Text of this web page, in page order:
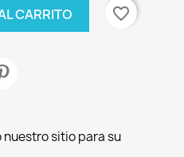
CARRITO favorite_border
nuestro sitio para su